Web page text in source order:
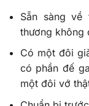
Sẵn sàng
thương không
Có một đôi
có phần đế
một đôi vớ